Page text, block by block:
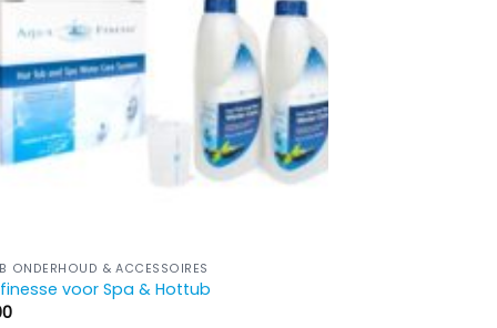
ONDERHOUD & ACCESSOIRES
voor Spa & Hottub